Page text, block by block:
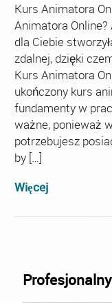
Kurs Animatora
Animatora
dla Ciebie
zdalnej, dzięki
Kurs Animatora
ukończony kurs
fundamenty w
ważne, ponieważ
potrzebujesz
by […]
Więcej